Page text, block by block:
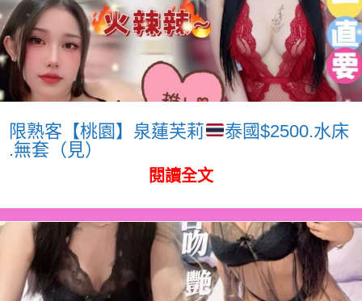
限熟客【桃園】泉蓮芙莉
泰國$2500.水床
.無套（見）
閱讀全文